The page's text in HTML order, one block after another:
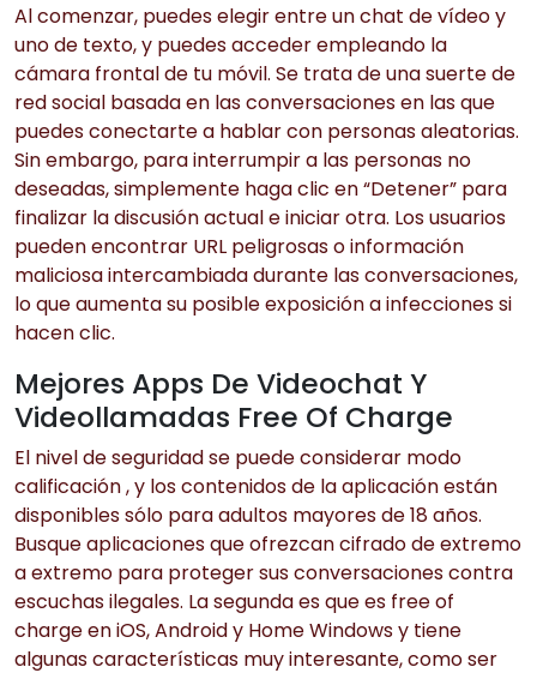
Al comenzar, puedes elegir entre un chat de vídeo y
uno de texto, y puedes acceder empleando la
cámara frontal de tu móvil. Se trata de una suerte de
red social basada en las conversaciones en las que
puedes conectarte a hablar con personas aleatorias.
Sin embargo, para interrumpir a las personas no
deseadas, simplemente haga clic en “Detener” para
finalizar la discusión actual e iniciar otra. Los usuarios
pueden encontrar URL peligrosas o información
maliciosa intercambiada durante las conversaciones,
lo que aumenta su posible exposición a infecciones si
hacen clic.
Mejores Apps De Videochat Y
Videollamadas Free Of Charge
El nivel de seguridad se puede considerar modo
calificación , y los contenidos de la aplicación están
disponibles sólo para adultos mayores de 18 años.
Busque aplicaciones que ofrezcan cifrado de extremo
a extremo para proteger sus conversaciones contra
escuchas ilegales. La segunda es que es free of
charge en iOS, Android y Home Windows y tiene
algunas características muy interesante, como ser